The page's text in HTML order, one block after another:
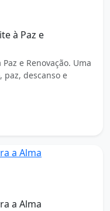
à Paz e
e Renovação. Uma
paz, descanso e
a Alma